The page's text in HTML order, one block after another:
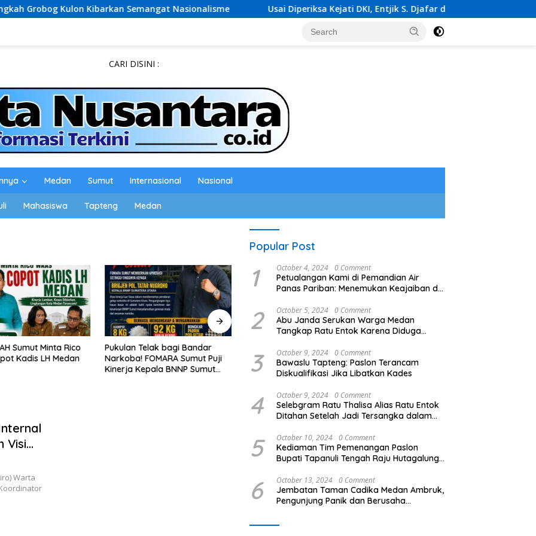
Kulon Kibarkan Semangat Nasionalisme Usai Diperiksa Kejati DKI, Entjik S. Djafar dan Kuseryansyah Hindari Media,
CARI DISINI :
Medan Sumut Internasional Nasional
Mahasiswa Tapteng Medan
Sumut Minta Rico
Kadis LH Medan
Pukulan Telak bagi Bandar
Narkoba! FOMARA Sumut Puji
Kinerja Kepala BNNP Sumut
Kormi Sumut : FORPROVSU I
2026 di proyeksikan menjadi
ajang Festival Olahraga
Masyarakat dengan Pegiat
terbanyak di Indonesia.
Galian C di Sipiongot Bebas
Keruk Sungai dan Operasikan
Stone Crusher di duga tak
Visi
Warta
Popular Post
1 October 4, 2024 0 Comment
Petualangan Kami di Pemandian Air
Panas Pariban: Menemukan Keajaiban di
2 October 5, 2024 0 Comment
Abu Janda Serukan Warga Medan
Tangkap Ratu Entok Karena Diduga
3 October 9, 2024 0 Comment
Bawaslu Tapteng: Paslon Terancam
Diskualifikasi Jika Libatkan Kades
4 October 9, 2024 0 Comment
Selebgram Ratu Thalisa Alias Ratu Entok
Ditahan Setelah Jadi Tersangka dalam
5 October 10, 2024 0 Comment
Kediaman Tim Pemenangan Paslon
Bupati Tapanuli Tengah Raju Hutagalung
6 October 13, 2024 0 Comment
Jembatan Taman Cadika Medan Ambruk,
Pengunjung Panik dan Berusaha